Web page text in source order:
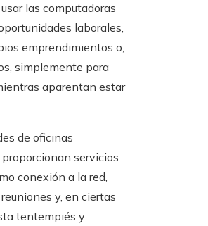
las computadoras
laborales,
emprendimientos o,
simplemente para
aparentan estar
de oficinas
servicios
conexión a la red,
y, en ciertas
tentempiés y